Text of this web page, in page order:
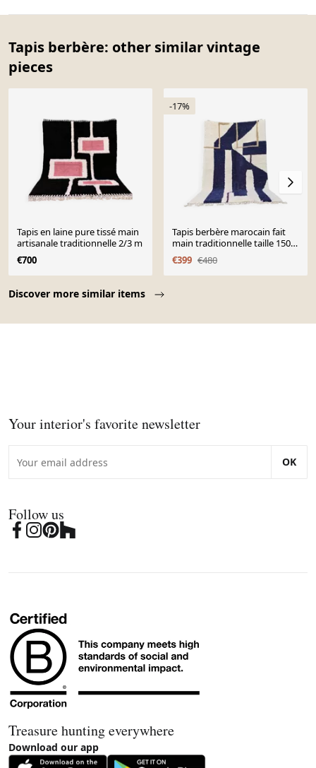
Tapis berbère: other similar vintage
pieces
Discover more similar items
Tapis en laine pure tissé main
artisanale traditionnelle 2/3 m
€700
-17%
Tapis berbère marocain fait
main traditionnelle taille 150 x
250 cm
€399 €480
Your interior's favorite newsletter
OK
Follow us
Treasure hunting everywhere
Download our app